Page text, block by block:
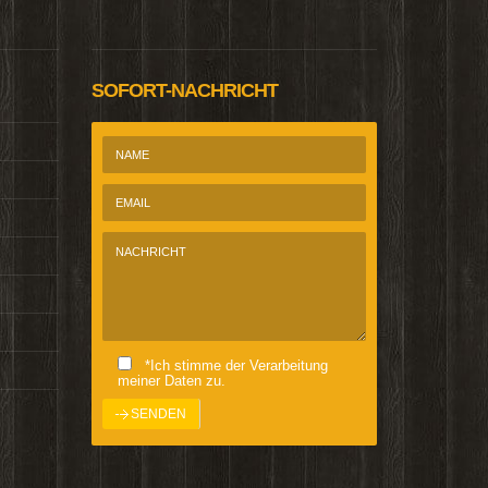
SOFORT-NACHRICHT
*Ich stimme der Verarbeitung
meiner Daten zu.